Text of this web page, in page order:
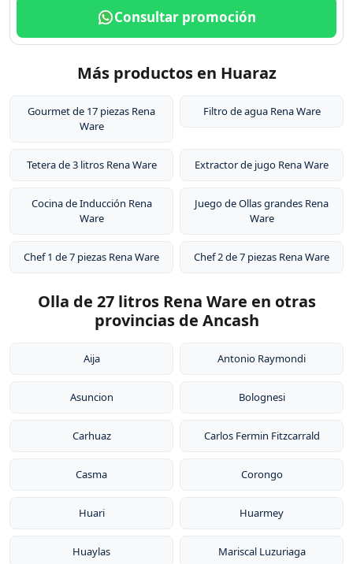
Consultar promoción
Más productos en Huaraz
Gourmet de 17 piezas Rena
Ware
Filtro de agua Rena Ware
Tetera de 3 litros Rena Ware Extractor de jugo Rena Ware
Cocina de Inducción Rena
Ware
Juego de Ollas grandes Rena
Ware
Chef 1 de 7 piezas Rena Ware Chef 2 de 7 piezas Rena Ware
Olla de 27 litros Rena Ware en otras
provincias de Ancash
Aija Antonio Raymondi
Asuncion Bolognesi
Carhuaz Carlos Fermin Fitzcarrald
Casma Corongo
Huari Huarmey
Huaylas Mariscal Luzuriaga